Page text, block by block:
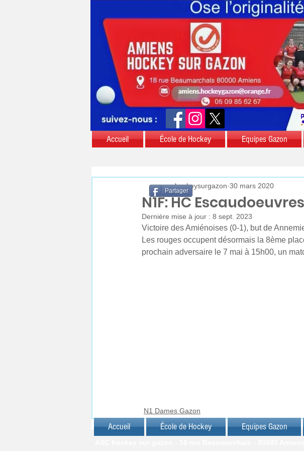
Accueil École de Hockey Equipes Gazon
N1F: HC
aschockeysurgazon 30 mars 2020
Dernière mise à jour : 8 sept. 2023
Victoire des Amiénoises (0-1), but de
Les rouges occupent désormais la 8ème
prochain adversaire le 7 mai à 15h00, un
N1 Dames Gazon
Partager
Accueil École de Hockey Equipes Gazon